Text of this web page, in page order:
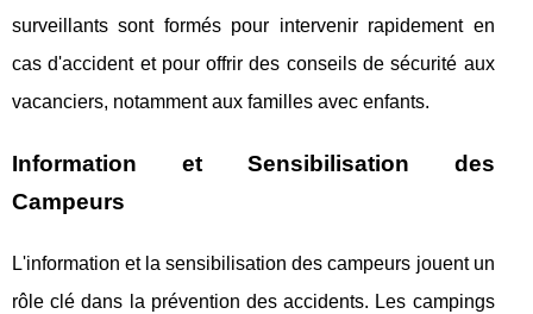
surveillants sont formés pour intervenir rapidement en
cas d'accident et pour offrir des conseils de sécurité aux
vacanciers, notamment aux familles avec enfants.
Information et Sensibilisation des
Campeurs
L'information et la sensibilisation des campeurs jouent un
rôle clé dans la prévention des accidents. Les campings